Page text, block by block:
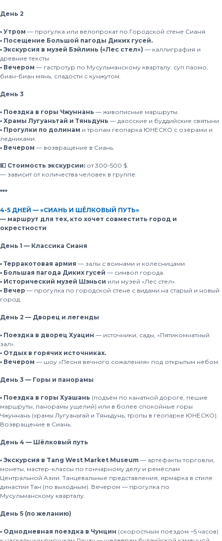
День 2
▪️ Утром — прогулка или велопрокат по Городской стене Сианя.
▪️ Посещение Большой пагоды Диких гусей.
▪️ Экскурсия в музей Бэйлинь («Лес стел») — каллиграфия и
древние тексты.
▪️ Вечером — гастротур по Мусульманскому кварталу: суп паомо,
биан-биан мянь, сладости с кунжутом.
День 3
▪️ Поездка в горы Чжуннань — живописные маршруты.
▪️ Храмы Лугуаньтай и Тяньдунь — даосские и буддийские святыни.
▪️ Прогулки по долинам и тропам геопарка ЮНЕСКО с озёрами и
ледниками.
▪️ Вечером — возвращение в Сиань.
💴 Стоимость экскурсии: от 300-500 $.
— зависит от количества человек в группе.
***
4-5 ДНЕЙ — «СИАНЬ И ШЁЛКОВЫЙ ПУТЬ»
— маршрут для тех, кто хочет совместить город и
окрестности
День 1 — Классика Сианя
▪️ Терракотовая армия — залы с воинами и колесницами.
▪️ Большая пагода Диких гусей — символ города.
▪️ Исторический музей Шэньси или музей «Лес стел».
▪️ Вечер — прогулка по городской стене с видами на старый и новый
город.
День 2 — Дворец и легенды
▪️ Поездка в дворец Хуацин — источники, сады, «Пятикомнатный
зал».
▪️ Отдых в горячих источниках.
▪️ Вечером — шоу «Песня вечного сожаления» под открытым небом.
День 3 — Горы и панорамы
▪️ Поездка в горы Хуашань (подъём по канатной дороге, пешие
маршруты, панорамы ущелий) или в более спокойные горы
Чжуннань (храмы Лугуаньтай и Тяньдунь, тропы в геопарке ЮНЕСКО).
Возвращение в Сиань.
День 4 — Шёлковый путь
▪️ Экскурсия в Tang West Market Museum — артефакты торговли,
монеты, мастер-классы по гончарному делу и ремёслам
Центральной Азии. Танцевальные представления, ярмарка в стиле
династии Тан (по выходным). Вечером — прогулка по
Мусульманскому кварталу.
День 5 (по желанию)
▪️ Однодневная поездка в Чунцин (скоростным поездом ~5 часов)